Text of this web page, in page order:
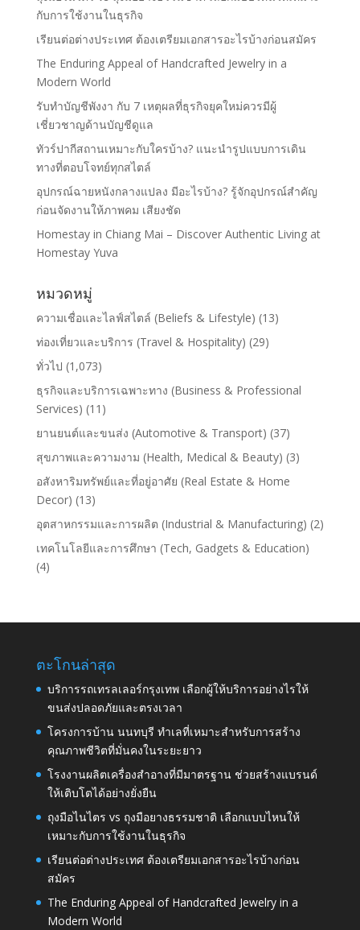
กับการใช้งานในธุรกิจ
เรียนต่อต่างประเทศ ต้องเตรียมเอกสารอะไรบ้างก่อนสมัคร
The Enduring Appeal of Handcrafted Jewelry in a
Modern World
รับทำบัญชีพังงา กับ 7 เหตุผลที่ธุรกิจยุคใหม่ควรมีผู้
เชี่ยวชาญด้านบัญชีดูแล
ทัวร์ปากีสถานเหมาะกับใครบ้าง? แนะนำรูปแบบการเดิน
ทางที่ตอบโจทย์ทุกสไตล์
อุปกรณ์ฉายหนังกลางแปลง มีอะไรบ้าง? รู้จักอุปกรณ์สำคัญ
ก่อนจัดงานให้ภาพคม เสียงชัด
Homestay in Chiang Mai – Discover Authentic Living at
Homestay Yuva
หมวดหมู่
ความเชื่อและไลฟ์สไตล์ (Beliefs & Lifestyle) (13)
ท่องเที่ยวและบริการ (Travel & Hospitality) (29)
ทั่วไป (1,073)
ธุรกิจและบริการเฉพาะทาง (Business & Professional
Services) (11)
ยานยนต์และขนส่ง (Automotive & Transport) (37)
สุขภาพและความงาม (Health, Medical & Beauty) (3)
อสังหาริมทรัพย์และที่อยู่อาศัย (Real Estate & Home
Decor) (13)
อุตสาหกรรมและการผลิต (Industrial & Manufacturing) (2)
เทคโนโลยีและการศึกษา (Tech, Gadgets & Education)
(4)
ตะโกนล่าสุด
บริการรถเทรลเลอร์กรุงเทพ เลือกผู้ให้บริการอย่างไรให้
ขนส่งปลอดภัยและตรงเวลา
โครงการบ้าน นนทบุรี ทำเลที่เหมาะสำหรับการสร้าง
คุณภาพชีวิตที่มั่นคงในระยะยาว
โรงงานผลิตเครื่องสำอางที่มีมาตรฐาน ช่วยสร้างแบรนด์
ให้เติบโตได้อย่างยั่งยืน
ถุงมือไนไตร vs ถุงมือยางธรรมชาติ เลือกแบบไหนให้
เหมาะกับการใช้งานในธุรกิจ
เรียนต่อต่างประเทศ ต้องเตรียมเอกสารอะไรบ้างก่อน
สมัคร
The Enduring Appeal of Handcrafted Jewelry in a
Modern World